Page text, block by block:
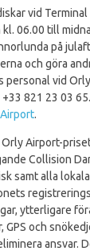
vid Terminal
06.00 till
på
och göra
personal vid
821 23 03
.
Airport-
Collision
samt alla
ytterligare
och
ansvar.